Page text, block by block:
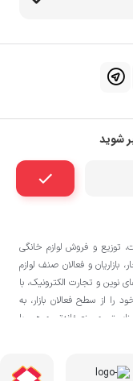
شوید
توزيع و فروش لوازم خانگی
بازاريان و فعالان صنف لوازم
نوين و تجارت الكترونيک، با
را از سطح فعالان بازار، به
و منصفانه‌تر و هم با
اقصی نقاط ميهنمان باشد.
طریق سایت و انتخاب زمان،